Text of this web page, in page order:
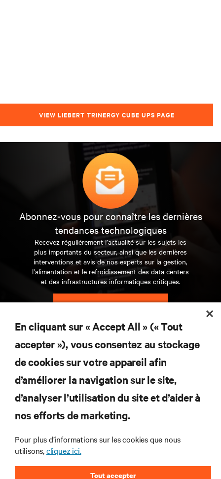
VIEW LIEBERT TRINERGY CUBE UPS PAGE
Abonnez-vous pour connaître les dernières
tendances technologiques
Recevez régulièrement l’actualité sur les sujets les
plus importants du secteur, ainsi que les dernières
interventions et avis de nos experts sur la gestion,
l’alimentation et le refroidissement des data centers
et des infrastructures informatiques critiques.
S’INSCRIRE MAINTENANT
SUPPORT
SOCIÉTÉ
CONTACTEZ-NOUS
En cliquant sur « Accept All » (« Tout
accepter »), vous consentez au stockage
de cookies sur votre appareil afin
d’améliorer la navigation sur le site,
d’analyser l’utilisation du site et d’aider à
nos efforts de marketing.
Pour plus d’informations sur les cookies que nous
utilisons,cliquez ici.
Tout accepter